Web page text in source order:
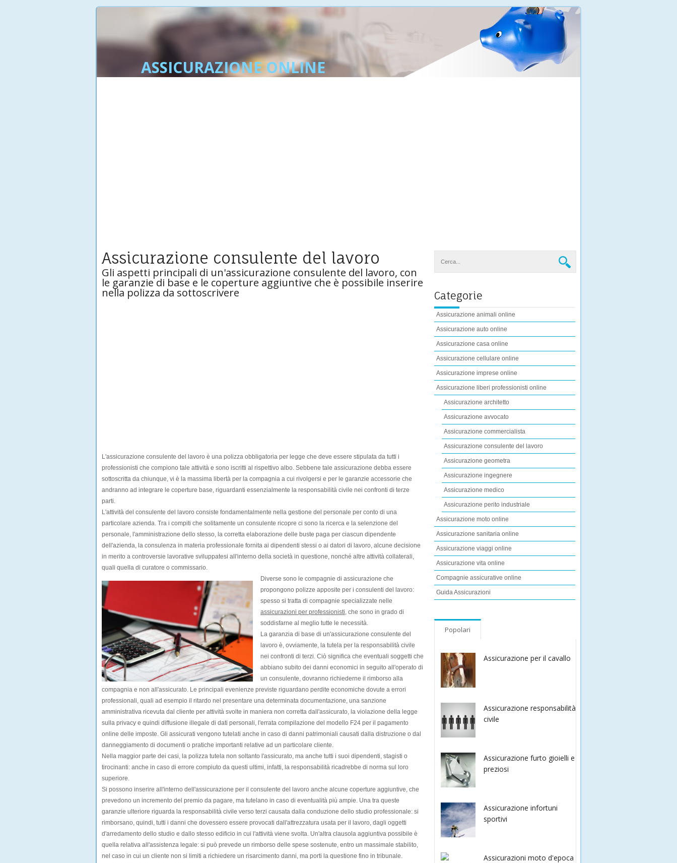
ASSICURAZIONE ONLINE
Assicurazione consulente del lavoro
Gli aspetti principali di un'assicurazione consulente del lavoro, con
le garanzie di base e le coperture aggiuntive che è possibile inserire
nella polizza da sottoscrivere
L'assicurazione consulente del lavoro è una polizza obbligatoria per legge che deve essere stipulata da tutti i
professionisti che compiono tale attività e sono iscritti al rispettivo albo. Sebbene tale assicurazione debba essere
sottoscritta da chiunque, vi è la massima libertà per la compagnia a cui rivolgersi e per le garanzie accessorie che
andranno ad integrare le coperture base, riguardanti essenzialmente la responsabilità civile nei confronti di terze
parti.
L'attività del consulente del lavoro consiste fondamentalmente nella gestione del personale per conto di una
particolare azienda. Tra i compiti che solitamente un consulente ricopre ci sono la ricerca e la selenzione del
personale, l'amministrazione dello stesso, la corretta elaborazione delle buste paga per ciascun dipendente
dell'azienda, la consulenza in materia professionale fornita ai dipendenti stessi o ai datori di lavoro, alcune decisione
in merito a controversie lavorative sviluppatesi all'interno della società in questione, nonché altre attività collaterali,
quali quella di curatore o commissario.
Diverse sono le compagnie di assicurazione che
propongono polizze apposite per i consulenti del lavoro:
spesso si tratta di compagnie specializzate nelle
assicurazioni per professionisti, che sono in grado di
soddisfarne al meglio tutte le necessità.
La garanzia di base di un'assicurazione consulente del
lavoro è, ovviamente, la tutela per la responsabilità civile
nei confronti di terzi. Ciò significa che eventuali soggetti che
abbiano subito dei danni economici in seguito all'operato di
un consulente, dovranno richiederne il rimborso alla
compagnia e non all'assicurato. Le principali evenienze previste riguardano perdite economiche dovute a errori
professionali, quali ad esempio il ritardo nel presentare una determinata documentazione, una sanzione
amministrativa ricevuta dal cliente per attività svolte in maniera non corretta dall'assicurato, la violazione della legge
sulla privacy e quindi diffusione illegale di dati personali, l'errata compilazione del modello F24 per il pagamento
online delle imposte. Gli assicurati vengono tutelati anche in caso di danni patrimoniali causati dalla distruzione o dal
danneggiamento di documenti o pratiche importanti relative ad un particolare cliente.
Nella maggior parte dei casi, la polizza tutela non soltanto l'assicurato, ma anche tutti i suoi dipendenti, stagisti o
tirocinanti: anche in caso di errore compiuto da questi ultimi, infatti, la responsabilità ricadrebbe di norma sul loro
superiore.
Si possono inserire all'interno dell'assicurazione per il consulente del lavoro anche alcune coperture aggiuntive, che
prevedono un incremento del premio da pagare, ma tutelano in caso di eventualità più ampie. Una tra queste
garanzie ulteriore riguarda la responsabilità civile verso terzi causata dalla conduzione dello studio professionale: si
rimborsano, quindi, tutti i danni che dovessero essere provocati dall'attrezzatura usata per il lavoro, dagli oggetti
d'arredamento dello studio e dallo stesso edificio in cui l'attività viene svolta. Un'altra clausola aggiuntiva possibile è
quella relativa all'assistenza legale: si può prevede un rimborso delle spese sostenute, entro un massimale stabilito,
nel caso in cui un cliente non si limiti a richiedere un risarcimento danni, ma porti la questione fino in tribunale.
Categorie
Assicurazione animali online
Assicurazione auto online
Assicurazione casa online
Assicurazione cellulare online
Assicurazione imprese online
Assicurazione liberi professionisti online
Assicurazione architetto
Assicurazione avvocato
Assicurazione commercialista
Assicurazione consulente del lavoro
Assicurazione geometra
Assicurazione ingegnere
Assicurazione medico
Assicurazione perito industriale
Assicurazione moto online
Assicurazione sanitaria online
Assicurazione viaggi online
Assicurazione vita online
Compagnie assicurative online
Guida Assicurazioni
Popolari
Assicurazione per il cavallo
Assicurazione responsabilità
civile
Assicurazione furto gioielli e
preziosi
Assicurazione infortuni
sportivi
Assicurazioni moto d'epoca